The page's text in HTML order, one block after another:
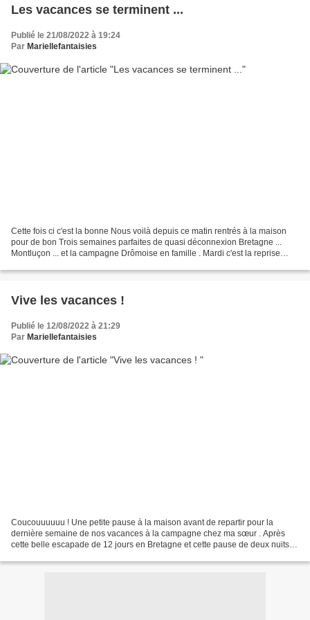
Les vacances se terminent ...
Publié le 21/08/2022 à 19:24
Par Mariellefantaisies
Cette fois ci c'est la bonne Nous voilà depuis ce matin rentrés à la maison
pour de bon Trois semaines parfaites de quasi déconnexion Bretagne ...
Montluçon ... et la campagne Drômoise en famille . Mardi c'est la reprise
Vive les vacances !
Publié le 12/08/2022 à 21:29
Par Mariellefantaisies
Coucouuuuuu ! Une petite pause à la maison avant de repartir pour la
dernière semaine de nos vacances à la campagne chez ma sœur . Après
cette belle escapade de 12 jours en Bretagne et cette pause de deux nuits